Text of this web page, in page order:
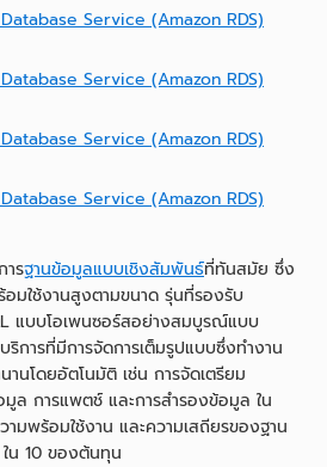
Service (Amazon RDS)
Service (Amazon RDS)
Service (Amazon RDS)
Service (Amazon RDS)
ารฐานข้อมูลแบบเชิงสัมพันธ์ที่ทันสมัย ซึ่ง
มใช้งานสูงตามขนาด รุ่นที่รองรับ
แบบโอเพนซอร์สอย่างสมบูรณ์แบบ
การที่มีการจัดการเต็มรูปแบบซึ่งทำงาน
านโดยอัตโนมัติ เช่น การจัดเตรียม
ล การแพตช์ และการสำรองข้อมูล ใน
มพร้อมใช้งาน และความเสถียรของฐาน
น 10 ของต้นทุน